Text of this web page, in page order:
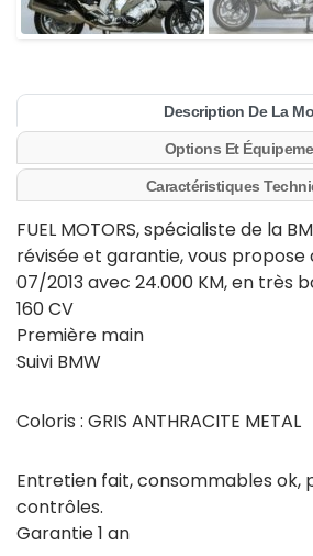
Description De La
Options Et
Caractéristiques
FUEL MOTORS, spécialiste de la
révisée et garantie, vous propose
07/2013 avec 24.000 KM, en très
160 CV
Première main
Suivi BMW
Coloris : GRIS ANTHRACITE METAL
Entretien fait, consommables ok,
contrôles.
Garantie 1 an